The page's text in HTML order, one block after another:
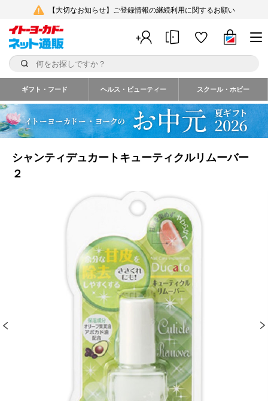
【大切なお知らせ】ご登録情報の継続利用に関するお願い
ギフト・フード ヘルス・ビューティー スクール・ホビー
シャンティデュカートキューティクルリムーバー
２